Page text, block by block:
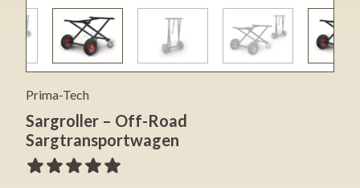
Prima-Tech
Sargroller – Off-Road
Sargtransportwagen